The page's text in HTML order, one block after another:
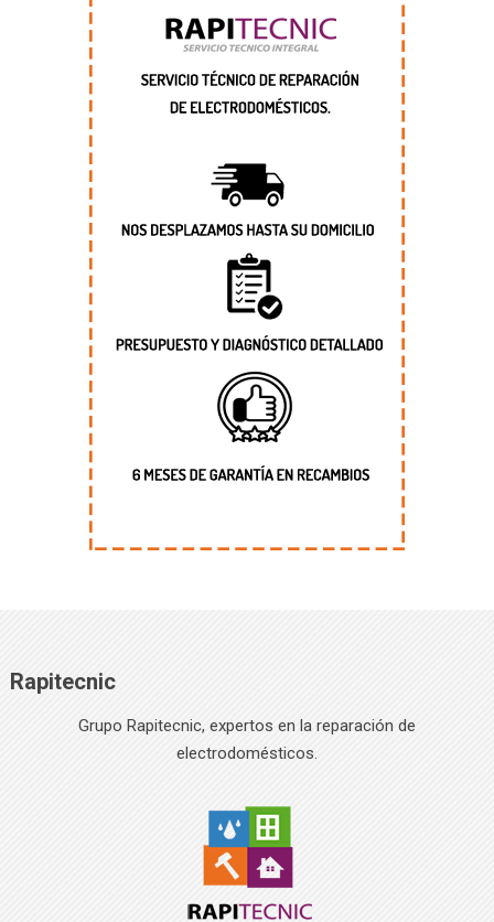
Rapitecnic
Grupo Rapitecnic, expertos en la reparación de
electrodomésticos.